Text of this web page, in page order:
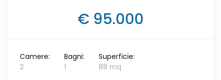
€ 95.000
Camere:
2
Bagni:
1
Superficie:
88 mq